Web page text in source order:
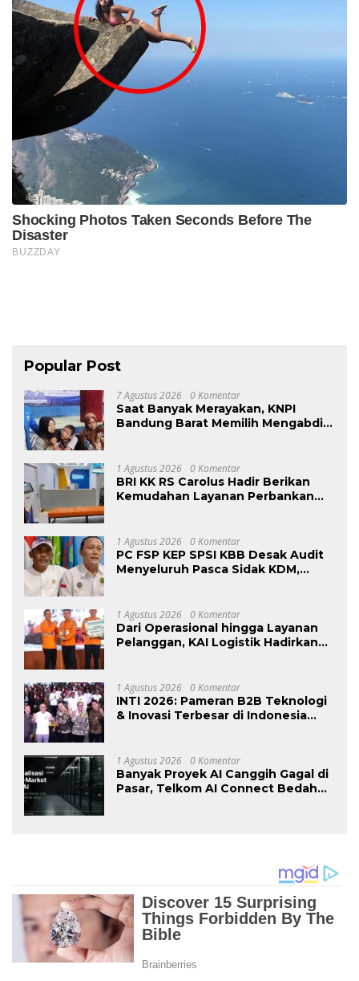
Popular Post
7 Agustus 2026 0 Komentar
Saat Banyak Merayakan, KNPI
Bandung Barat Memilih Mengabdi:
Warga Kurang Mampu
1 Agustus 2026 0 Komentar
BRI KK RS Carolus Hadir Berikan
Kemudahan Layanan Perbankan
1 Agustus 2026 0 Komentar
PC FSP KEP SPSI KBB Desak Audit
Menyeluruh Pasca Sidak KDM,
Ketenagakerjaan”
1 Agustus 2026 0 Komentar
Dari Operasional hingga Layanan
Pelanggan, KAI Logistik Hadirkan
1 Agustus 2026 0 Komentar
INTI 2026: Pameran B2B Teknologi
& Inovasi Terbesar di Indonesia
1 Agustus 2026 0 Komentar
Banyak Proyek AI Canggih Gagal di
Pasar, Telkom AI Connect Bedah